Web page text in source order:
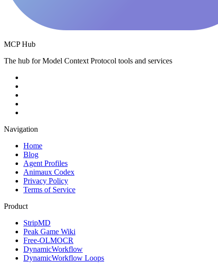
MCP Hub
The hub for Model Context Protocol tools and services
Navigation
Home
Blog
Agent Profiles
Animaux Codex
Privacy Policy
Terms of Service
Product
StripMD
Peak Game Wiki
Free-OLMOCR
DynamicWorkflow
DynamicWorkflow Loops